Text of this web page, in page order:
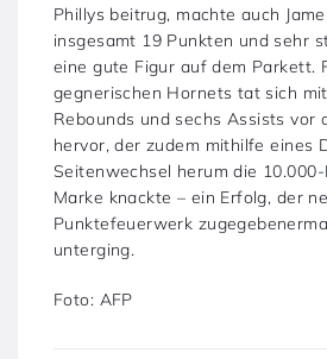
Phillys beitrug, machte auch
insgesamt 19 Punkten und sehr
eine gute Figur auf dem Parkett.
gegnerischen Hornets tat sich
Rebounds und sechs Assists vor
hervor, der zudem mithilfe eines
Seitenwechsel herum die
Marke knackte – ein Erfolg, der
Punktefeuerwerk
unterging.
Foto: AFP